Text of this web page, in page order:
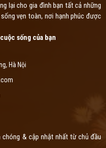
lại cho gia đình bạn tất cả những
vẹn toàn, nơi hạnh phúc được
sống của bạn
Hà Nội
& cập nhật nhất từ chủ đầu